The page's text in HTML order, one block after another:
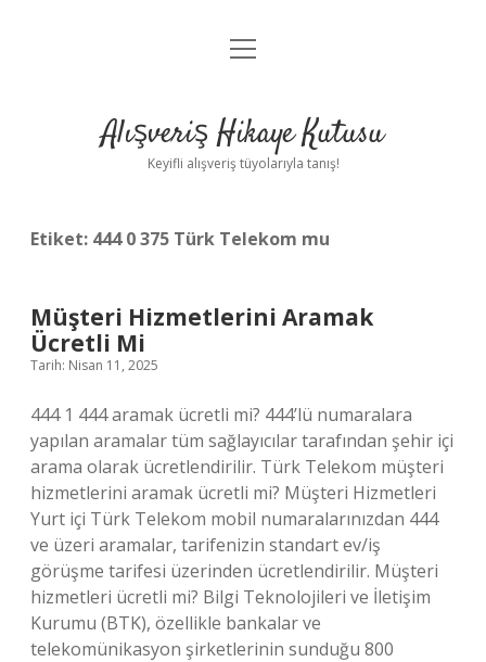
Anasayfa
Yasal Uyarı
menüyü
Alışveriş Hikaye Kutusu
Keyifli alışveriş tüyolarıyla tanış!
Etiket: 444 0 375 Türk Telekom mu
Müşteri Hizmetlerini Aramak
Ücretli Mi
Tarih: Nisan 11, 2025
444 1 444 aramak ücretli mi? 444’lü numaralara
yapılan aramalar tüm sağlayıcılar tarafından şehir içi
arama olarak ücretlendirilir. Türk Telekom müşteri
hizmetlerini aramak ücretli mi? Müşteri Hizmetleri
Yurt içi Türk Telekom mobil numaralarınızdan 444
ve üzeri aramalar, tarifenizin standart ev/iş
görüşme tarifesi üzerinden ücretlendirilir. Müşteri
hizmetleri ücretli mi? Bilgi Teknolojileri ve İletişim
Kurumu (BTK), özellikle bankalar ve
telekomünikasyon şirketlerinin sunduğu 800